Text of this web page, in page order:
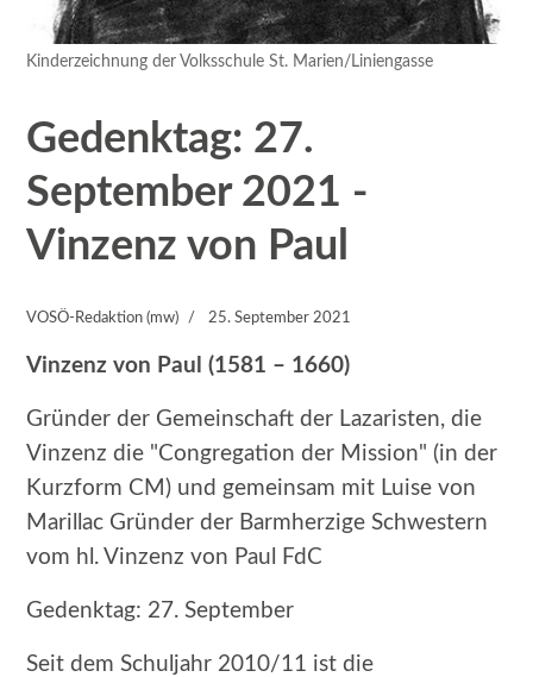
Kinderzeichnung der Volksschule St. Marien/Liniengasse
Gedenktag: 27.
September 2021 -
Vinzenz von Paul
VOSÖ-Redaktion (mw) 25. September 2021
Vinzenz von Paul (1581 – 1660)
Gründer der Gemeinschaft der Lazaristen, die
Vinzenz die "Congregation der Mission" (in der
Kurzform CM) und gemeinsam mit Luise von
Marillac Gründer der Barmherzige Schwestern
vom hl. Vinzenz von Paul FdC
Gedenktag: 27. September
Seit dem Schuljahr 2010/11 ist die